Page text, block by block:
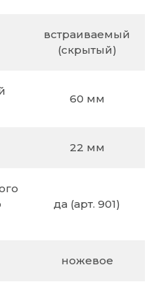
встраиваемый
(скрытый)
60 мм
22 мм
да (арт. 901)
ножевое